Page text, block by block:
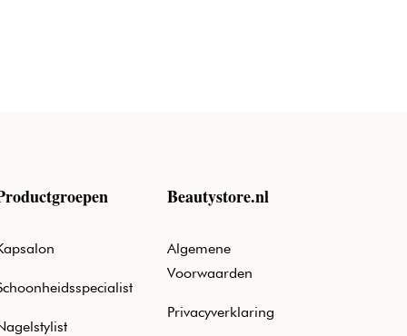
Beautystore.nl
Algemene
Voorwaarden
Privacyverklaring